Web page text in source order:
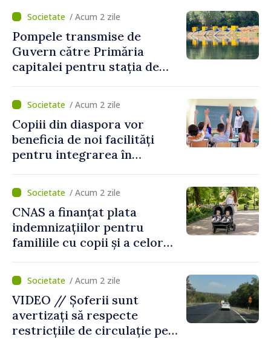
electronice. Cetățenii,
invitați să se înscrie la
eveniment
/ Acum 2 zile
Pompele transmise de
Guvern către Primăria
capitalei pentru stația de
lui Vodă au fost instalate și
puse în funcțiune
/ Acum 2 zile
Copiii din diaspora vor
beneficia de noi facilități
pentru integrarea în
Republica Moldova
/ Acum 2 zile
CNAS a finanțat plata
indemnizațiilor pentru
familiile cu copii și a celor
temporară de muncă
/ Acum 2 zile
VIDEO // Șoferii sunt
avertizați să respecte
restricțiile de circulație pe